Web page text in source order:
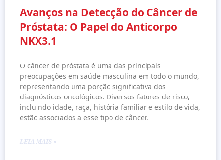
Avanços na Detecção do Câncer de
Próstata: O Papel do Anticorpo
NKX3.1
O câncer de próstata é uma das principais
preocupações em saúde masculina em todo o mundo,
representando uma porção significativa dos
diagnósticos oncológicos. Diversos fatores de risco,
incluindo idade, raça, história familiar e estilo de vida,
estão associados a esse tipo de câncer.
LEIA MAIS »